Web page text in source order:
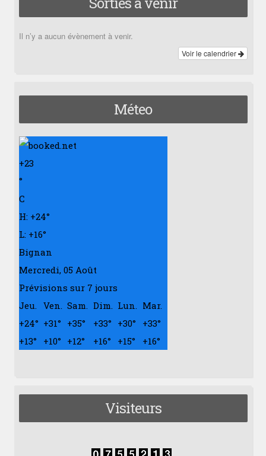
Il n’y a aucun évènement à venir.
Voir le calendrier
Méteo
+23
°
C
H: +24°
L: +16°
Bignan
Mercredi, 05 Août
Prévisions sur 7 jours
Jeu. Ven. Sam. Dim. Lun. Mar.
+24° +31° +35° +33° +30° +33°
+13° +10° +12° +16° +15° +16°
Visiteurs